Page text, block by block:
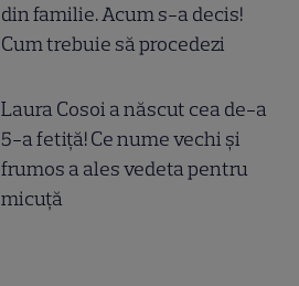
din familie. Acum s-a decis!
Cum trebuie să procedezi
Laura Cosoi a născut cea de-a
5-a fetiță! Ce nume vechi și
frumos a ales vedeta pentru
micuță